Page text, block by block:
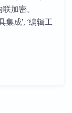
加密。
集成’, ‘编辑工